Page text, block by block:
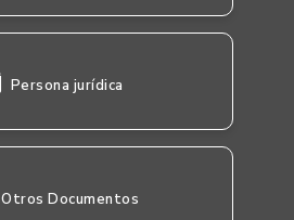
Persona jurídica
Otros Documentos